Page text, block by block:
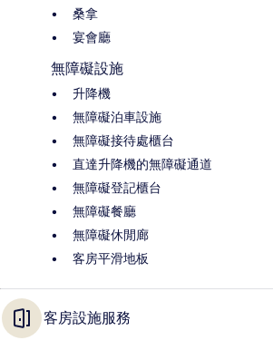
桑拿
宴會廳
無障礙設施
升降機
無障礙泊車設施
無障礙接待處櫃台
直達升降機的無障礙通道
無障礙登記櫃台
無障礙餐廳
無障礙休閒廊
客房平滑地板
客房設施服務